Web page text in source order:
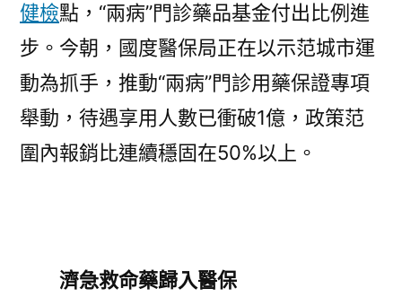
健檢點，“兩病”門診藥品基金付出比例進
步。今朝，國度醫保局正在以示范城市運
動為抓手，推動“兩病”門診用藥保證專項
舉動，待遇享用人數已衝破1億，政策范
圍內報銷比連續穩固在50%以上。
濟急救命藥歸入醫保